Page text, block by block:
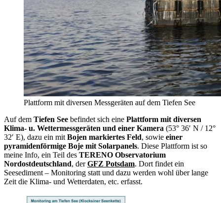
Plattform mit diversen Messgeräten auf dem Tiefen See
Auf dem Tiefen See befindet sich eine Plattform mit diversen
Klima- u. Wettermessgeräten und einer Kamera (53° 36′ N / 12°
32′ E), dazu ein mit Bojen markiertes Feld, sowie einer
pyramidenförmige Boje mit Solarpanels. Diese Plattform ist so
meine Info, ein Teil des TERENO Observatorium
Nordostdeutschland, derGFZ Potsdam. Dort findet ein
Seesediment – Monitoring statt und dazu werden wohl über lange
Zeit die Klima- und Wetterdaten, etc. erfasst.